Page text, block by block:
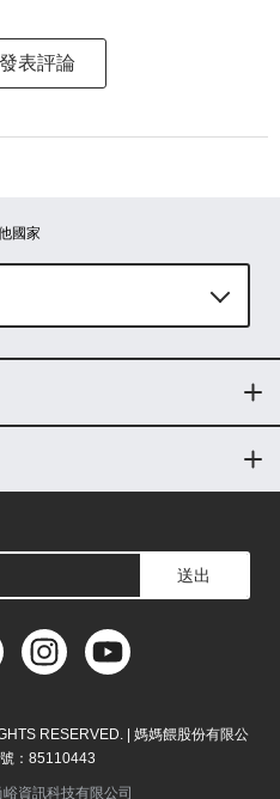
表評論
國家
送出
RESERVED. | 媽媽餵股份有限公
：85110443
峪資訊科技有限公司